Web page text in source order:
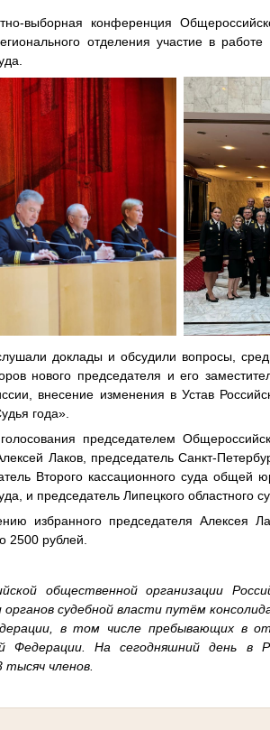
выборная конференция
отделения участие в
доклады и обсудили вопросы,
нового председателя и его
внесение изменения в Устав
года».
председателем
Лаков, председатель Санкт-
Второго кассационного суда общей
и председатель Липецкого областного
избранного председателя Алексея
2500 рублей.
общественной организации
судебной власти путём
в том числе пребывающих в
Федерации. На сегодняшний день в
членов.